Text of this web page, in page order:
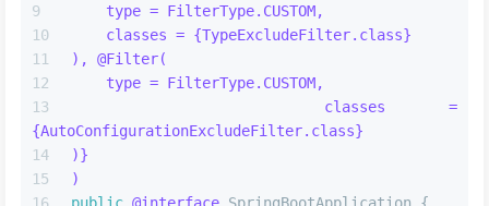
    type = FilterType.CUSTOM,
    classes = {TypeExcludeFilter.class}
), @Filter(
    type = FilterType.CUSTOM,
    classes =
{AutoConfigurationExcludeFilter.class}
)}
)
public @interface SpringBootApplication {